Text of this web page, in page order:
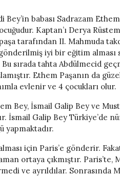
Bey’in babası Sadrazam
Kaptan’ı Derya
tarafından II. Mahmuda
iyi bir eğitim alması
sırada tahta Abdülmecid
Ethem Paşanın da
evlenir ve 4 çocukları olur.
Bey, İsmail Galip Bey ve
İsmail Galip Bey Türkiye’de
yapmaktadır.
için Paris’e gönderir.
ortaya çıkmıştır.
ve ayrıldılar. Sonrasında